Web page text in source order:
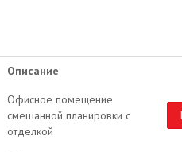
Описание
Офисное помещение
смешанной планировки с
отделкой